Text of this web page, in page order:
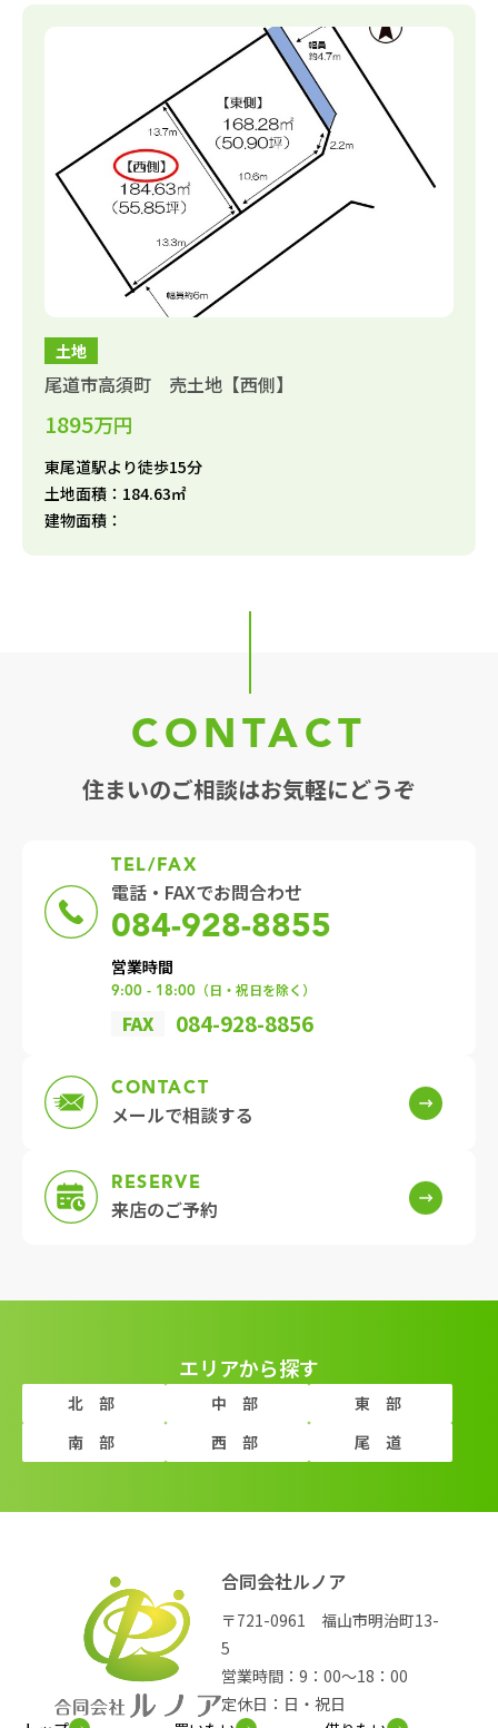
土地
尾道市高須町 売土地【西側】
1895万円
東尾道駅より徒歩15分
土地面積：184.63㎡
建物面積：
CONTACT
住まいのご相談はお気軽にどうぞ
TEL/FAX
電話・FAXでお問合わせ
084-928-8855
営業時間
9:00 - 18:00 （日・祝日を除く）
FAX 084-928-8856
CONTACT
メールで相談する
RESERVE
来店のご予約
エリアから探す
北部 中部
東部
南部
西部 尾道
合同会社ルノア
〒721-0961 福山市明治町13-
5
営業時間：9：00～18：00
定休日：日・祝日